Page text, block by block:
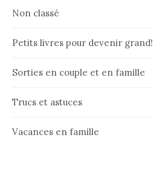
Non classé
Petits livres pour devenir grand!
Sorties en couple et en famille
Trucs et astuces
Vacances en famille